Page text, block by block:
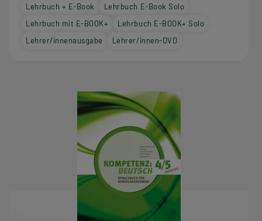
Lehrbuch + E-Book
Lehrbuch E-Book Solo
Lehrbuch mit E-BOOK+
Lehrbuch E-BOOK+ Solo
Lehrer/innenausgabe
Lehrer/innen-DVD